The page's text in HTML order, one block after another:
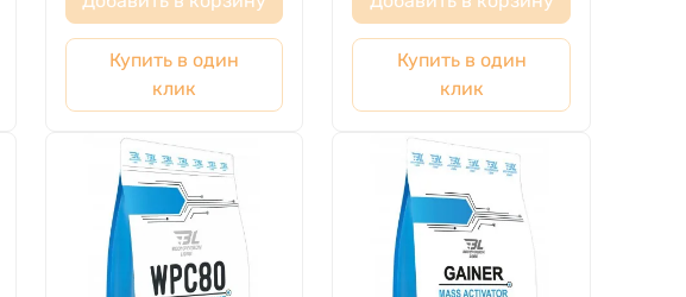
Купить в один
клик
Купить в один
клик